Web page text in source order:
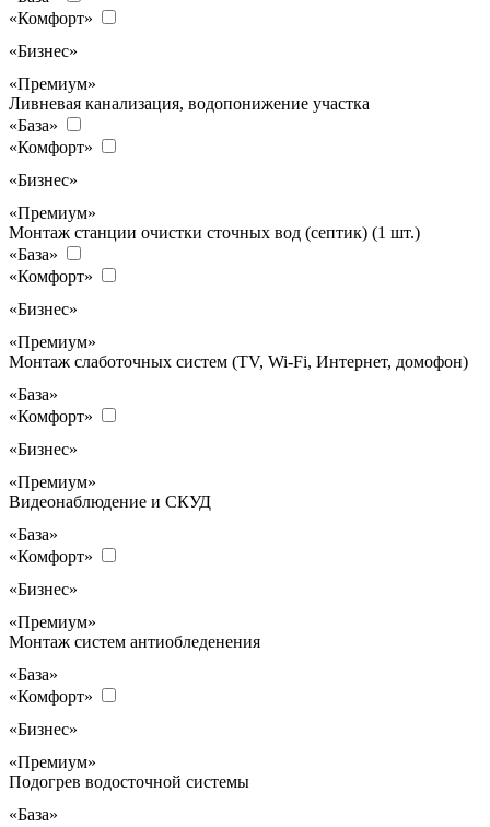
«Комфорт»
«Бизнес»
«Премиум»
Ливневая канализация, водопонижение участка
«База»
«Комфорт»
«Бизнес»
«Премиум»
Монтаж станции очистки сточных вод (септик) (1 шт.)
«База»
«Комфорт»
«Бизнес»
«Премиум»
Монтаж слаботочных систем (TV, Wi-Fi, Интернет, домофон)
«База»
«Комфорт»
«Бизнес»
«Премиум»
Видеонаблюдение и СКУД
«База»
«Комфорт»
«Бизнес»
«Премиум»
Монтаж систем антиобледенения
«База»
«Комфорт»
«Бизнес»
«Премиум»
Подогрев водосточной системы
«База»